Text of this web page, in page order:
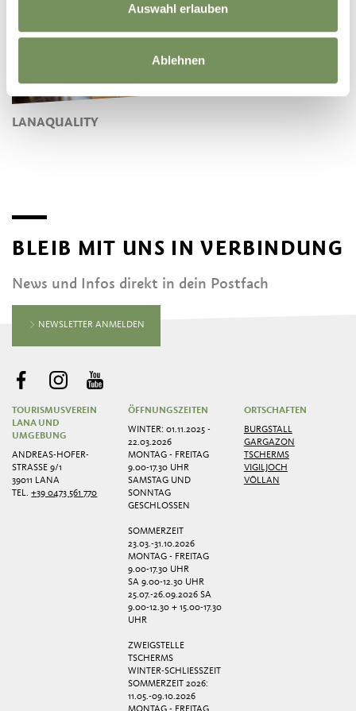
Auswahl erlauben
Ablehnen
LANAQUALITY
BLEIB MIT UNS IN VERBINDUNG
News und Infos direkt in dein Postfach
NEWSLETTER ANMELDEN
TOURISMUSVEREIN
LANA UND
UMGEBUNG
ANDREAS-HOFER-
STRASSE 9/1
39011 LANA
TEL.+39 0473 561 770
ÖFFNUNGSZEITEN
WINTER: 01.11.2025 -
22.03.2026
MONTAG - FREITAG
9.00-17.30 UHR
SAMSTAG UND
SONNTAG
GESCHLOSSEN
SOMMERZEIT
23.03.-31.10.2026
MONTAG - FREITAG
9.00-17.30 UHR
SA 9.00-12.30 UHR
25.07.-26.09.2026 SA
9.00-12.30 + 15.00-17.30
UHR
ZWEIGSTELLE
TSCHERMS
WINTER-SCHLIESSZEIT
SOMMERZEIT 2026:
11.05.-09.10.2026
ORTSCHAFTEN
BURGSTALL
GARGAZON
TSCHERMS
VIGILJOCH
VÖLLAN